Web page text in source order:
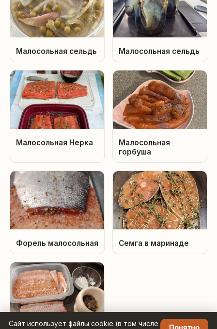
Сайт использует файлы cookie (в том числе
Малосольная сельдь Малосольная сельдь
Малосольная Нерка
Малосольная
горбуша
Форель малосольная Семга в маринаде